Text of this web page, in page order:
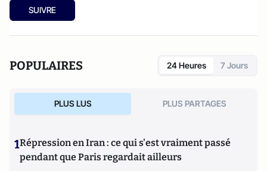
SUIVRE
POPULAIRES 24 Heures 7 Jours
PLUS LUS PLUS PARTAGES
1Répression en Iran : ce qui s'est vraiment passé
pendant que Paris regardait ailleurs